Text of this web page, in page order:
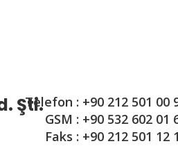
Telefon : +90 212 501 00
GSM : +90 532 602 01
Faks : +90 212 501 12
Şti.